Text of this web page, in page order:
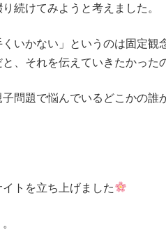
続けてみようと考えました。
くいかない」というのは固定
、それを伝えていきたかった
問題で悩んでいるどこかの誰
トを立ち上げました